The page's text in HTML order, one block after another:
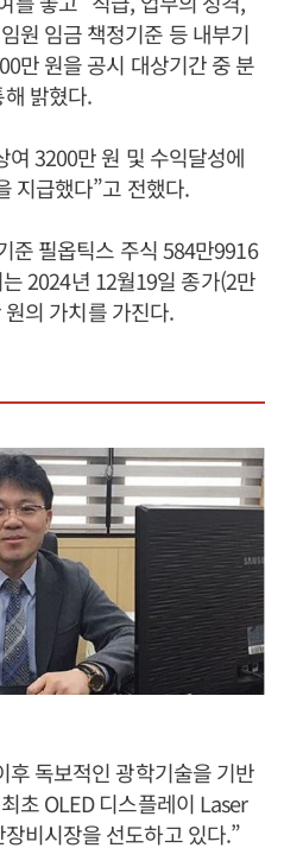
원 임금 책정기준 등 내부기
만 원을 공시 대상기간 중 분
밝혔다.
여 3200만 원 및 수익달성에
지급했다”고 전했다.
준 필옵틱스 주식 584만9916
2024년 12월19일 종가(2만
의 가치를 가진다.
후 독보적인 광학기술을 기반
초 OLED 디스플레이 Laser
비시장을 선도하고 있다.”